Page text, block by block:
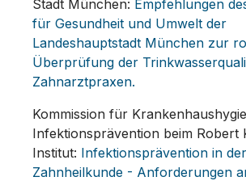
Stadt München: Empfehlungen
für Gesundheit und Umwelt der
Landeshauptstadt München zur
Überprüfung der
Zahnarztpraxen.
Kommission für
Infektionsprävention beim Robert
Institut: Infektionsprävention in der
Zahnheilkunde - Anforderungen